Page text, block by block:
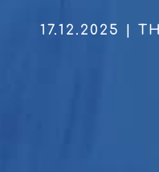
17.12.2025 |